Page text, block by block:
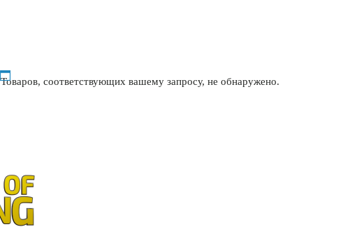
Товаров, соответствующих вашему запросу, не обнаружено.